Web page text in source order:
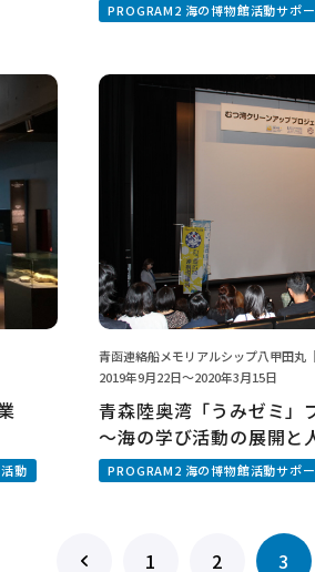
PROGRAM2 海の博物館活動サポ
動
青函連絡船メモリアルシップ八甲田丸
2019年9月22日～2020年3月15日
青森陸奥湾「うみゼミ」
～海の学び活動の展開と
PROGRAM2 海の博物館活動サポ
1 2 3